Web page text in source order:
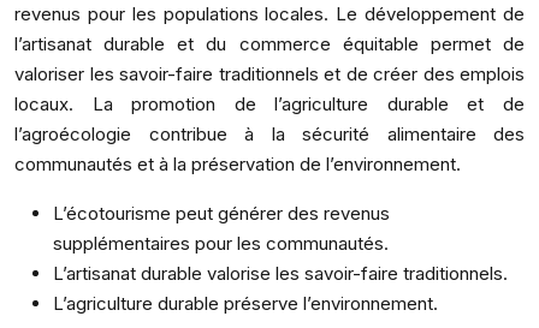
revenus pour les populations locales. Le développement de
l’artisanat durable et du commerce équitable permet de
valoriser les savoir-faire traditionnels et de créer des emplois
locaux. La promotion de l’agriculture durable et de
l’agroécologie contribue à la sécurité alimentaire des
communautés et à la préservation de l’environnement.
L’écotourisme peut générer des revenus
supplémentaires pour les communautés.
L’artisanat durable valorise les savoir-faire traditionnels.
L’agriculture durable préserve l’environnement.